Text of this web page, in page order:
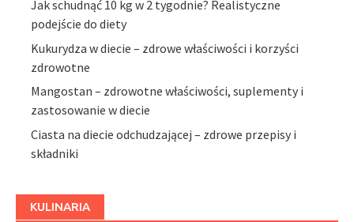
Jak schudnąć 10 kg w 2 tygodnie? Realistyczne
podejście do diety
Kukurydza w diecie – zdrowe właściwości i korzyści
zdrowotne
Mangostan – zdrowotne właściwości, suplementy i
zastosowanie w diecie
Ciasta na diecie odchudzającej – zdrowe przepisy i
składniki
KULINARIA